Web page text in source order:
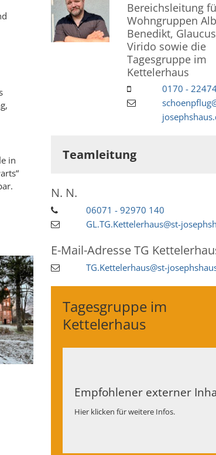
in
Bereichsleitung
Wohngruppen
Benedikt,
Virido sowie die
Tagesgruppe im
Kettelerhaus
0170 -
Teamleitung
N. N.
06071 - 92970 140
GL.TG.Kettelerhaus@st-
E-Mail-AdresseTG
TG.Kettelerhaus@st-
Tagesgruppe im
Kettelerhaus
Empfohlener externer
Hier klicken für weitere Infos.